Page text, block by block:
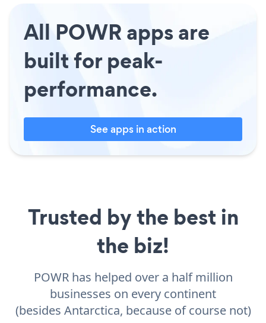
All POWR apps are
built for peak-
performance.
See apps in action
Trusted by the best in
the biz!
POWR has helped over a half million
businesses on every continent
(besides Antarctica, because of course not)